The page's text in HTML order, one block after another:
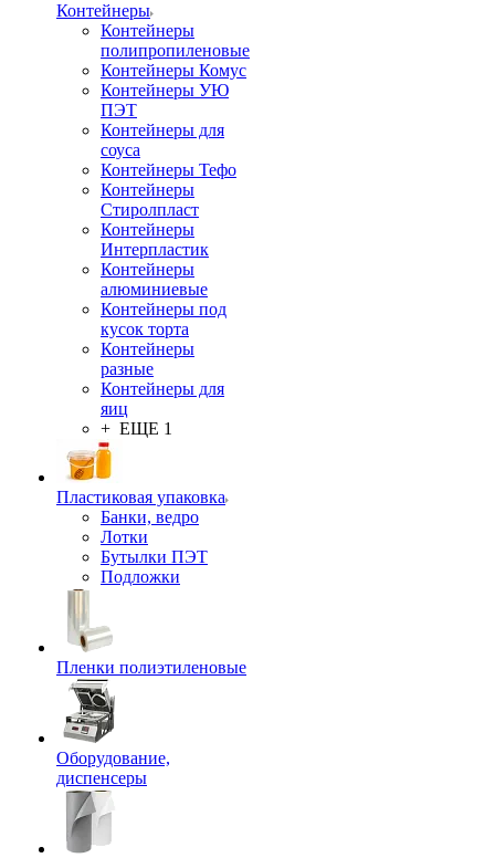
Контейнеры
Контейнеры
полипропиленовые
Контейнеры Комус
Контейнеры УЮ
ПЭТ
Контейнеры для
соуса
Контейнеры Тефо
Контейнеры
Стиролпласт
Контейнеры
Интерпластик
Контейнеры
алюминиевые
Контейнеры под
кусок торта
Контейнеры
разные
Контейнеры для
яиц
+ ЕЩЕ 1
Пластиковая упаковка
Банки, ведро
Лотки
Бутылки ПЭТ
Подложки
Пленки полиэтиленовые
Оборудование,
диспенсеры